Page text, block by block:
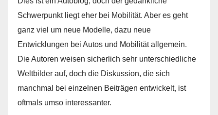
Schwerpunkt liegt eher bei Mobilität. Aber es geht
ganz viel um neue Modelle, dazu neue
Entwicklungen bei Autos und Mobilität allgemein.
Die Autoren weisen sicherlich sehr unterschiedliche
Weltbilder auf, doch die Diskussion, die sich
manchmal bei einzelnen Beiträgen entwickelt, ist
oftmals umso interessanter.